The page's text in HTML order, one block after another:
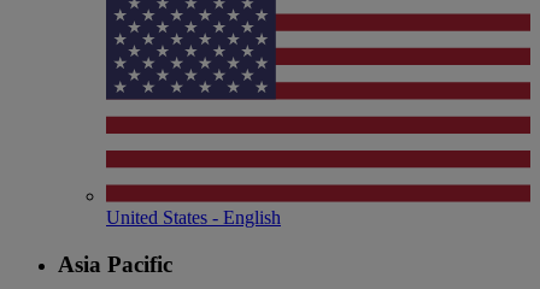
United States - English
Asia Pacific